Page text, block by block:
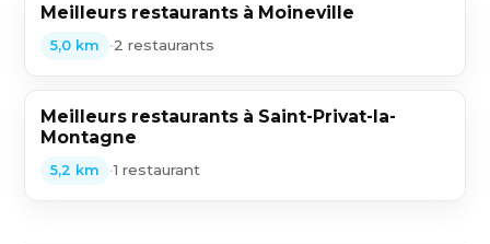
Meilleurs restaurants à Moineville
5,0 km •2 restaurants
Meilleurs restaurants à Saint-Privat-la-
Montagne
5,2 km •1 restaurant